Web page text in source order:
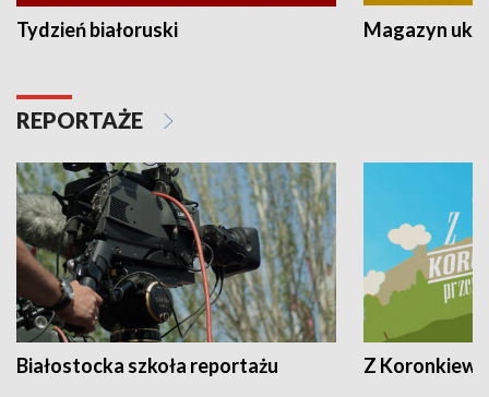
Tydzień białoruski Magazyn
REPORTAŻE
Białostocka szkoła reportażu Z